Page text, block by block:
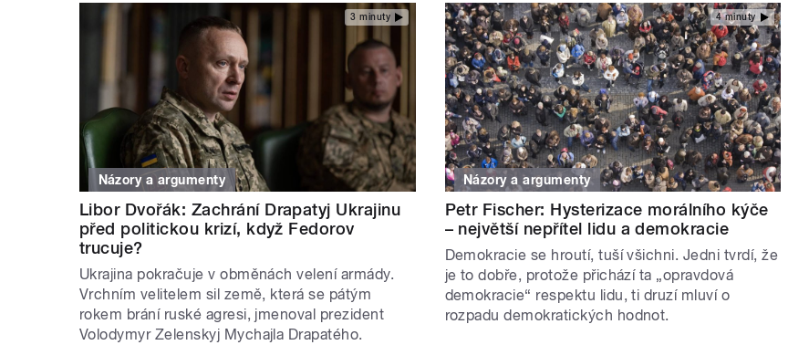
3 minuty
Názory a argumenty
Libor Dvořák: Zachrání Drapatyj Ukrajinu
před politickou krizí, když Fedorov
trucuje?
Ukrajina pokračuje v obměnách velení armády.
Vrchním velitelem sil země, která se pátým
rokem brání ruské agresi, jmenoval prezident
Volodymyr Zelenskyj Mychajla Drapatého.
4 minuty
Názory a argumenty
Petr Fischer: Hysterizace morálního kýče
– největší nepřítel lidu a demokracie
Demokracie se hroutí, tuší všichni. Jedni tvrdí, že
je to dobře, protože přichází ta „opravdová
demokracie“ respektu lidu, ti druzí mluví o
rozpadu demokratických hodnot.